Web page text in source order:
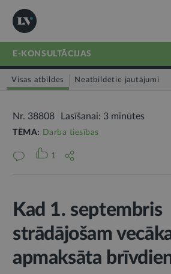
E-KONSULTĀCIJAS
Visas atbildes Neatbildētie jautājumi
Nr. 38808 Lasīšanai: 3 minūtes
TĒMA: Darba tiesības
1
Kad 1. septembris
strādājošam
apmaksāta